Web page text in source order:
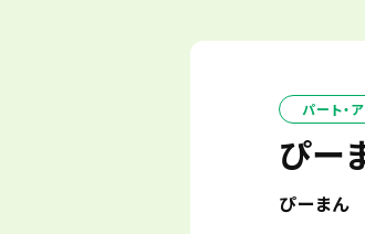
パート・
ぴー
ぴーまん